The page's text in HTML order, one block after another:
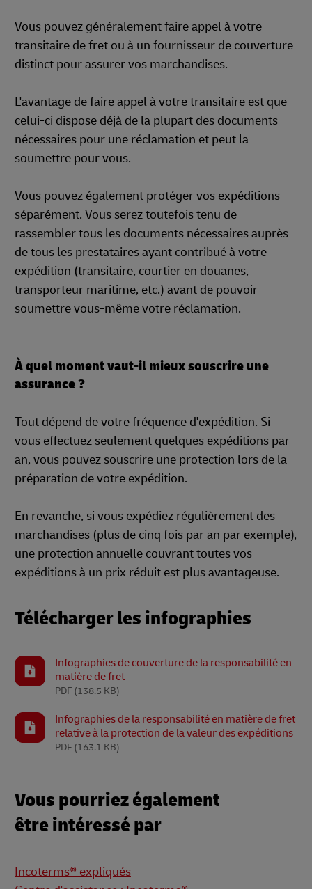
Vous pouvez généralement faire appel à votre
transitaire de fret ou à un fournisseur de couverture
distinct pour assurer vos marchandises.
L'avantage de faire appel à votre transitaire est que
celui-ci dispose déjà de la plupart des documents
nécessaires pour une réclamation et peut la
soumettre pour vous.
Vous pouvez également protéger vos expéditions
séparément. Vous serez toutefois tenu de
rassembler tous les documents nécessaires auprès
de tous les prestataires ayant contribué à votre
expédition (transitaire, courtier en douanes,
transporteur maritime, etc.) avant de pouvoir
soumettre vous-même votre réclamation.
À quel moment vaut-il mieux souscrire une
assurance ?
Tout dépend de votre fréquence d'expédition. Si
vous effectuez seulement quelques expéditions par
an, vous pouvez souscrire une protection lors de la
préparation de votre expédition.
En revanche, si vous expédiez régulièrement des
marchandises (plus de cinq fois par an par exemple),
une protection annuelle couvrant toutes vos
expéditions à un prix réduit est plus avantageuse.
Télécharger les infographies
Infographies de couverture de la responsabilité en
matière de fret
PDF (138.5 KB)
Infographies de la responsabilité en matière de fret
relative à la protection de la valeur des expéditions
PDF (163.1 KB)
Vous pourriez également
être intéressé par
Incoterms® expliqués